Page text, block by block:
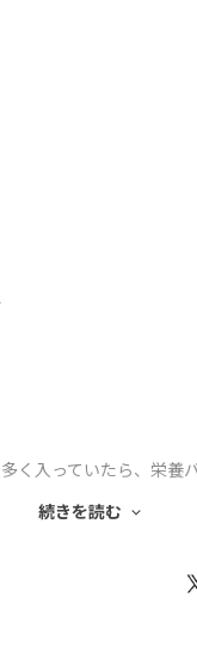
入っていたら、栄養
続きを読む